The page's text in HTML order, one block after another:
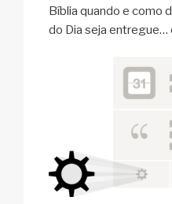
Bíblia quando e como
do Dia seja entregue…